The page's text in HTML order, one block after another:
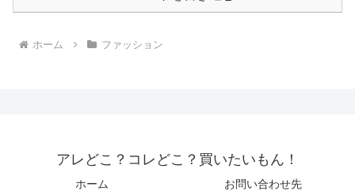
ホーム ファッション
アレどこ？コレどこ？買いたいもん！
ホーム
お問い合わせ先